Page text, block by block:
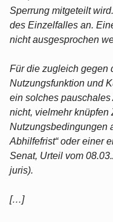
Sperrung mitgeteilt
des Einzelfalles an.
nicht ausgesprochen
Für die zugleich gegen
Nutzungsfunktion und
ein solches
nicht, vielmehr knüpfen
Nutzungsbedingungen
Abhilfefrist“ oder einer
Senat, Urteil vom
juris).
[…]